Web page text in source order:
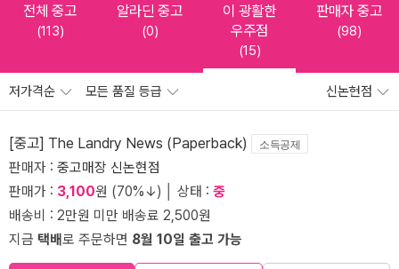
전체 중고
(113)
알라딘 중고
(0)
이 광활한
우주점
(15)
판매자 중고
(98)
저가격순 모든 품질 등급 신논현점
[중고] The Landry News (Paperback) 소득공제
판매자 : 중고매장 신논현점
판매가 : 3,100원 (70%↓) │ 상태 : 중
배송비 : 2만원 미만 배송료 2,500원
지금 택배로 주문하면 8월 10일 출고 가능